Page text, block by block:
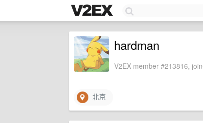
hardman
V2EX member #213816,
北京